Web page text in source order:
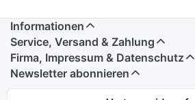
Informationen
Service, Versand & Zahlung
Firma, Impressum & Datenschutz
Newsletter abonnieren